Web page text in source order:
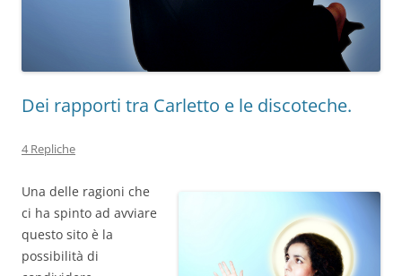
Dei rapporti tra Carletto e le discoteche.
4 Repliche
Una delle ragioni che
ci ha spinto ad avviare
questo sito è la
possibilità di